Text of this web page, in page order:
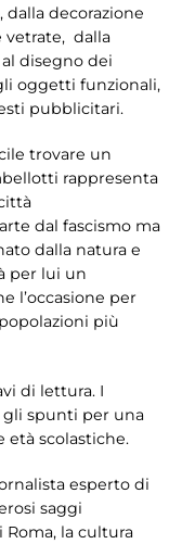
dalla decorazione
vetrate, dalla
disegno dei
oggetti funzionali,
pubblicitari.
trovare un
rappresenta
dal fascismo ma
dalla natura e
per lui un
l’occasione per
più
di lettura. I
spunti per una
età scolastiche.
esperto di
saggi
la cultura